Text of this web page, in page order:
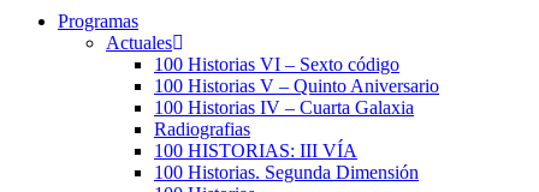
Programas
Actuales
100 Historias VI – Sexto código
100 Historias V – Quinto Aniversario
100 Historias IV – Cuarta Galaxia
Radiografias
100 HISTORIAS: III VÍA
100 Historias. Segunda Dimensión